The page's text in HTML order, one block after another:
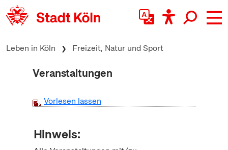
zum Inhalt springen
Leben in Köln Freizeit, Natur und Sport
Veranstaltungen
Vorlesen lassen
Hinweis: